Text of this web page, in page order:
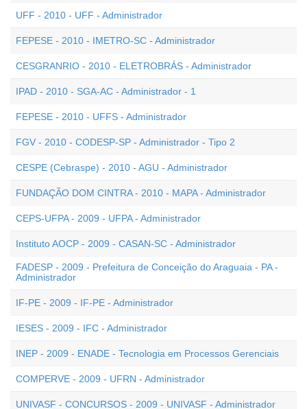
UFF - 2010 - UFF - Administrador
FEPESE - 2010 - IMETRO-SC - Administrador
CESGRANRIO - 2010 - ELETROBRÁS - Administrador
IPAD - 2010 - SGA-AC - Administrador - 1
FEPESE - 2010 - UFFS - Administrador
FGV - 2010 - CODESP-SP - Administrador - Tipo 2
CESPE (Cebraspe) - 2010 - AGU - Administrador
FUNDAÇÃO DOM CINTRA - 2010 - MAPA - Administrador
CEPS-UFPA - 2009 - UFPA - Administrador
Instituto AOCP - 2009 - CASAN-SC - Administrador
FADESP - 2009 - Prefeitura de Conceição do Araguaia - PA -
Administrador
IF-PE - 2009 - IF-PE - Administrador
IESES - 2009 - IFC - Administrador
INEP - 2009 - ENADE - Tecnologia em Processos Gerenciais
COMPERVE - 2009 - UFRN - Administrador
UNIVASF - CONCURSOS - 2009 - UNIVASF - Administrador